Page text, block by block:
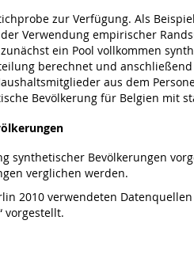
zur Verfügung. Als
Verwendung empirischer
ein Pool vollkommen
berechnet und
aus dem
Bevölkerung für Belgien mit
synthetischer Bevölkerungen
verglichen werden.
2010 verwendeten
vorgestellt.